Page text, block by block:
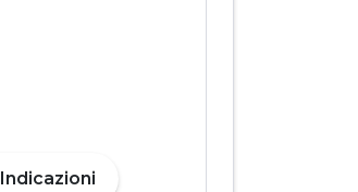
Indicazioni